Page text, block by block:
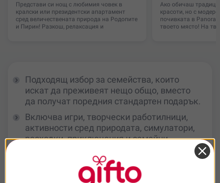
Представи си нощ с любимия човек в
кралски или президентски апартамент
сред величествената природа на Родопите
и Пирин! Разкош, релаксация и
Ако обичаш
красоти, но с
почивката в
твоето място! На
Подходящ избор за семейства, които
искат да преживеят нещо общо, вместо
да получат поредния стандартен подарък.
Включва игри, творчески работилници,
активности сред природата, симулатори,
разходки, приключения и семейни
Получателят сам избира преживяването,
което най-добре пасва на възрастта,